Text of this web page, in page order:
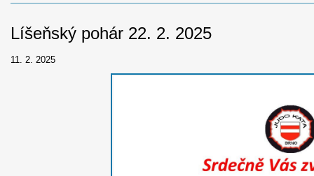
Líšeňský pohár 22. 2. 2025
11. 2. 2025